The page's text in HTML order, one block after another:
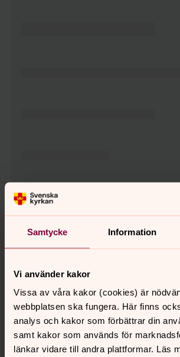
Samtycke Information
Vi använder kakor
Vissa av våra kakor (cookies) är
webbplatsen ska fungera. Här finns
analys och kakor som förbättrar din
samt kakor som används för
länkar vidare till andra plattformar. Läs
Tillbaka till toppen
Tillbaka till innehållet
Kontakt
Kalender